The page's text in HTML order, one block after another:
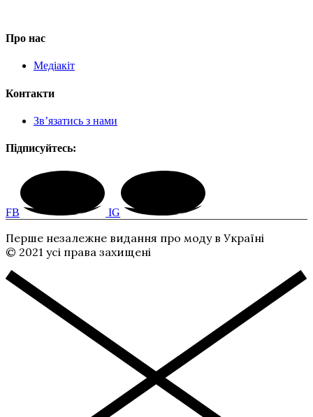
Про нас
Медіакіт
Контакти
Зв’язатись з нами
Підписуйтесь:
FB IG
Перше незалежне видання про моду в Україні
© 2021 усі права захищені